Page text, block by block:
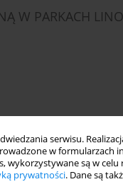
serwisu.
w formularzach
wykorzystywane są w
prywatności. Dane są
W PARKACH